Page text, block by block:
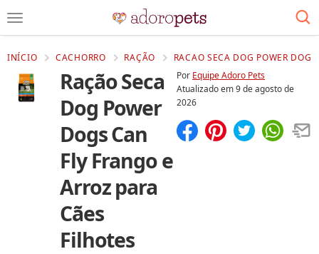
INÍCIO CACHORRO RAÇÃO RACAO SECA DOG POWER
Ração Seca
Dog Power
Dogs Can
Fly Frango e
Arroz para
Cães
Filhotes
Por Equipe Adoro Pets
Atualizado em9 de agosto de
2026